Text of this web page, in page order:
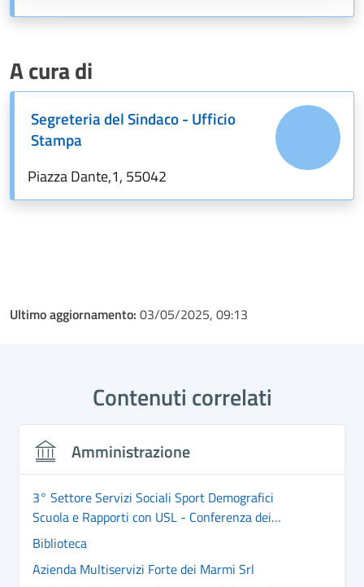
A cura di
Segreteria del Sindaco - Ufficio
Stampa
Piazza Dante,1, 55042
Ultimo aggiornamento: 03/05/2025, 09:13
Contenuti correlati
Amministrazione
3° Settore Servizi Sociali Sport Demografici
Scuola e Rapporti con USL - Conferenza dei
Sindaci
Biblioteca
Azienda Multiservizi Forte dei Marmi Srl